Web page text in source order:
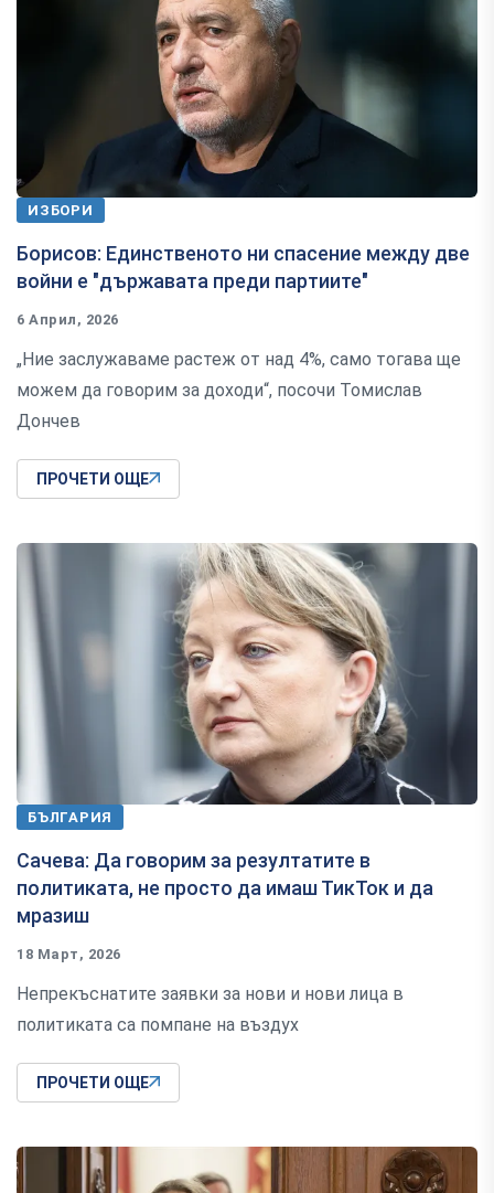
ИЗБОРИ
Борисов: Единственото ни спасение между две
войни е "държавата преди партиите"
6 Април, 2026
„Ние заслужаваме растеж от над 4%, само тогава ще
можем да говорим за доходи“, посочи Томислав
Дончев
ПРОЧЕТИ ОЩЕ
БЪЛГАРИЯ
Сачева: Да говорим за резултатите в
политиката, не просто да имаш ТикТок и да
мразиш
18 Март, 2026
Непрекъснатите заявки за нови и нови лица в
политиката са помпане на въздух
ПРОЧЕТИ ОЩЕ